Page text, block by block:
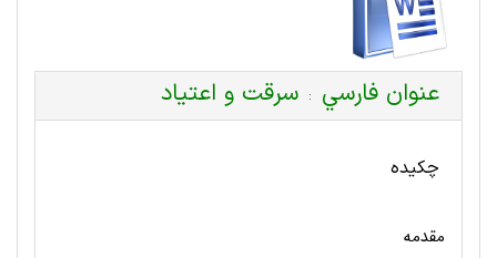
عنوان فارسي : سرقت و اعتياد
چکیده
مقدمه